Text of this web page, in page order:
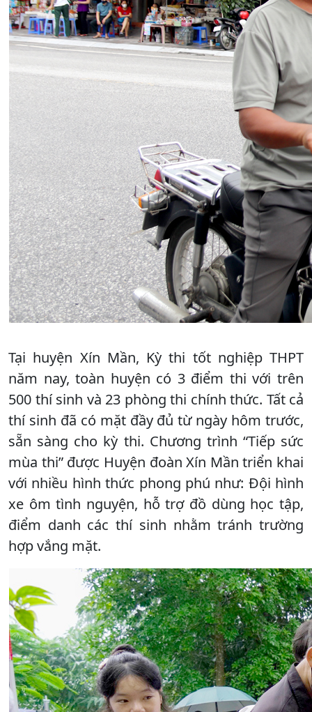
Tại huyện Xín Mần, Kỳ thi tốt nghiệp THPT
năm nay, toàn huyện có 3 điểm thi với trên
500 thí sinh và 23 phòng thi chính thức. Tất cả
thí sinh đã có mặt đầy đủ từ ngày hôm trước,
sẵn sàng cho kỳ thi. Chương trình “Tiếp sức
mùa thi” được Huyện đoàn Xín Mần triển khai
với nhiều hình thức phong phú như: Đội hình
xe ôm tình nguyện, hỗ trợ đồ dùng học tập,
điểm danh các thí sinh nhằm tránh trường
hợp vắng mặt.